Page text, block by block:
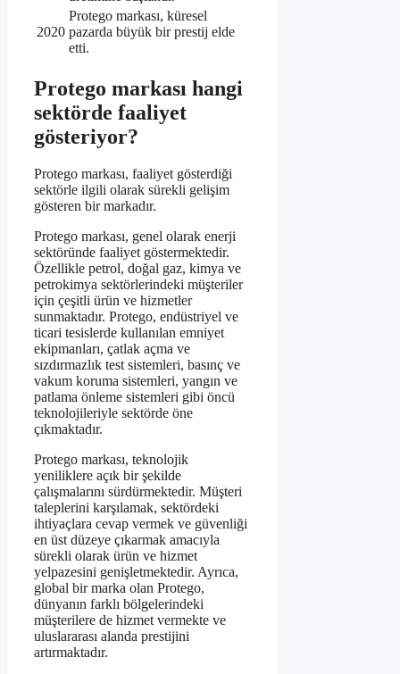
2020
Protego markası, küresel
pazarda büyük bir prestij elde
etti.
Protego markası hangi
sektörde faaliyet
gösteriyor?
Protego markası, faaliyet gösterdiği
sektörle ilgili olarak sürekli gelişim
gösteren bir markadır.
Protego markası, genel olarak enerji
sektöründe faaliyet göstermektedir.
Özellikle petrol, doğal gaz, kimya ve
petrokimya sektörlerindeki müşteriler
için çeşitli ürün ve hizmetler
sunmaktadır. Protego, endüstriyel ve
ticari tesislerde kullanılan emniyet
ekipmanları, çatlak açma ve
sızdırmazlık test sistemleri, basınç ve
vakum koruma sistemleri, yangın ve
patlama önleme sistemleri gibi öncü
teknolojileriyle sektörde öne
çıkmaktadır.
Protego markası, teknolojik
yeniliklere açık bir şekilde
çalışmalarını sürdürmektedir. Müşteri
taleplerini karşılamak, sektördeki
ihtiyaçlara cevap vermek ve güvenliği
en üst düzeye çıkarmak amacıyla
sürekli olarak ürün ve hizmet
yelpazesini genişletmektedir. Ayrıca,
global bir marka olan Protego,
dünyanın farklı bölgelerindeki
müşterilere de hizmet vermekte ve
uluslararası alanda prestijini
artırmaktadır.